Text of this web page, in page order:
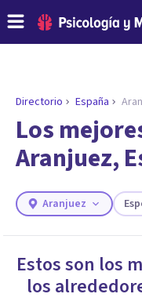
ENCONTRAR MI
¿Necesitas
psicólogo
Responde a unas
necesidades.
Directorio España
Los
Aranjuez,
Aranjuez
Estos son los
los